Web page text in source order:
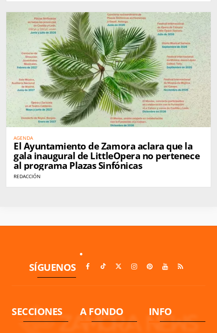
AGENDA
El Ayuntamiento de Zamora aclara que la
gala inaugural de LittleOpera no pertenece
al programa Plazas Sinfónicas
REDACCIÓN
SÍGUENOS
SECCIONES A FONDO INFO